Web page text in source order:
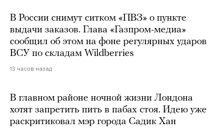
В России снимут ситком «ПВЗ» о пункте
выдачи заказов. Глава «Газпром-медиа»
сообщил об этом на фоне регулярных ударов
ВСУ по складам Wildberries
13 часов назад
В главном районе ночной жизни Лондона
хотят запретить пить в пабах стоя. Идею уже
раскритиковал мэр города Садик Хан